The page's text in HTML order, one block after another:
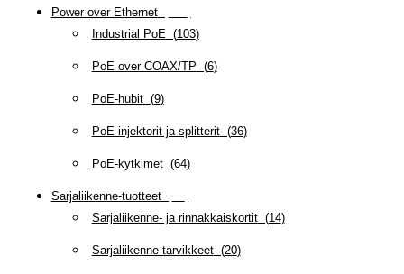
Power over Ethernet(
Industrial PoE (103)
PoE over COAX/TP (6)
PoE-hubit(9)
PoE-injektorit ja splitterit(36)
PoE-kytkimet(64)
Sarjaliikenne-tuotteet(
Sarjaliikenne- ja rinnakkaiskortit(14)
Sarjaliikenne-tarvikkeet(20)